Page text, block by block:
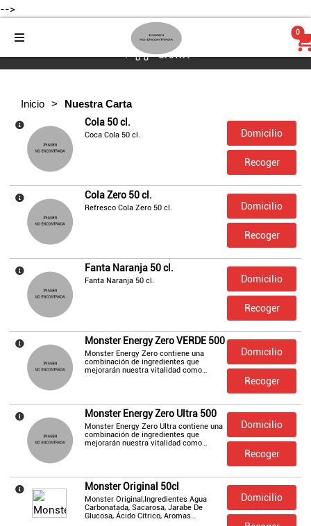
-->
0
Inicio Nuestra Carta
Bebidas Alcohólicas
PIZZAS CANADA
PAN´S
POSTRES
Helados
Patatas
Pizzas
CARTA
Cola 50 cl.
Coca Cola 50 cl. Domicilio
Recoger
Cola Zero 50 cl.
Refresco Cola Zero 50 cl. Domicilio
Recoger
Fanta Naranja 50 cl.
Fanta Naranja 50 cl. Domicilio
Recoger
Monster Energy Zero VERDE 500
Monster Energy Zero contiene una
combinación de ingredientes que
mejorarán nuestra vitalidad como
Domicilio
Recoger
Monster Energy Zero Ultra 500
Monster Energy Zero Ultra contiene una
combinación de ingredientes que
mejorarán nuestra vitalidad como
Domicilio
Recoger
Monster Original 50cl
Monster Original,Ingredientes Agua
Carbonatada, Sacarosa, Jarabe De
Glucosa, Ácido Cítrico, Aromas
Domicilio